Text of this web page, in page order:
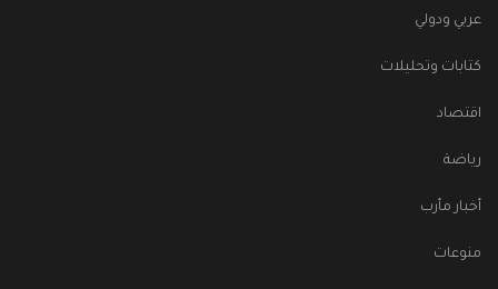
عربي ودولي
كتابات وتحليلات
اقتصاد
رياضة
أخبار مأرب
منوعات